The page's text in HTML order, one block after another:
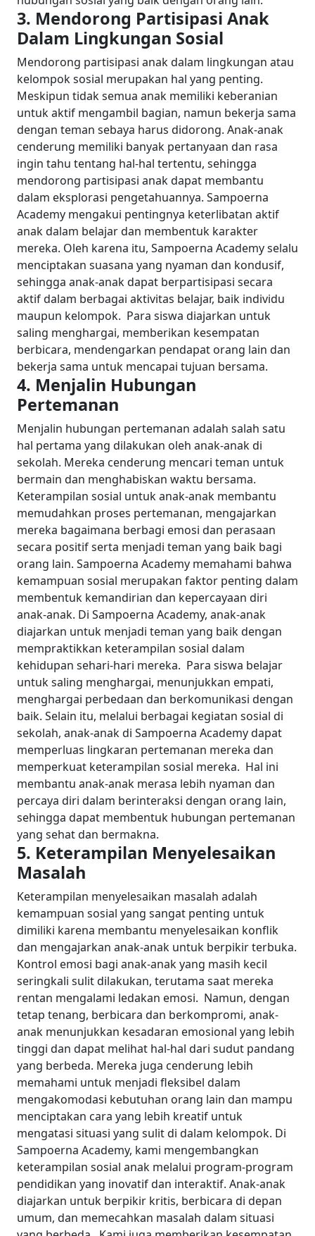
3. Mendorong Partisipasi Anak
Dalam Lingkungan Sosial
Mendorong partisipasi anak dalam lingkungan atau
kelompok sosial merupakan hal yang penting.
Meskipun tidak semua anak memiliki keberanian
untuk aktif mengambil bagian, namun bekerja sama
dengan teman sebaya harus didorong. Anak-anak
cenderung memiliki banyak pertanyaan dan rasa
ingin tahu tentang hal-hal tertentu, sehingga
mendorong partisipasi anak dapat membantu
dalam eksplorasi pengetahuannya. Sampoerna
Academy mengakui pentingnya keterlibatan aktif
anak dalam belajar dan membentuk karakter
mereka. Oleh karena itu, Sampoerna Academy selalu
menciptakan suasana yang nyaman dan kondusif,
sehingga anak-anak dapat berpartisipasi secara
aktif dalam berbagai aktivitas belajar, baik individu
maupun kelompok. Para siswa diajarkan untuk
saling menghargai, memberikan kesempatan
berbicara, mendengarkan pendapat orang lain dan
bekerja sama untuk mencapai tujuan bersama.
4. Menjalin Hubungan
Pertemanan
Menjalin hubungan pertemanan adalah salah satu
hal pertama yang dilakukan oleh anak-anak di
sekolah. Mereka cenderung mencari teman untuk
bermain dan menghabiskan waktu bersama.
Keterampilan sosial untuk anak-anak membantu
memudahkan proses pertemanan, mengajarkan
mereka bagaimana berbagi emosi dan perasaan
secara positif serta menjadi teman yang baik bagi
orang lain. Sampoerna Academy memahami bahwa
kemampuan sosial merupakan faktor penting dalam
membentuk kemandirian dan kepercayaan diri
anak-anak. Di Sampoerna Academy, anak-anak
diajarkan untuk menjadi teman yang baik dengan
mempraktikkan keterampilan sosial dalam
kehidupan sehari-hari mereka. Para siswa belajar
untuk saling menghargai, menunjukkan empati,
menghargai perbedaan dan berkomunikasi dengan
baik. Selain itu, melalui berbagai kegiatan sosial di
sekolah, anak-anak di Sampoerna Academy dapat
memperluas lingkaran pertemanan mereka dan
memperkuat keterampilan sosial mereka. Hal ini
membantu anak-anak merasa lebih nyaman dan
percaya diri dalam berinteraksi dengan orang lain,
sehingga dapat membentuk hubungan pertemanan
yang sehat dan bermakna.
5. Keterampilan Menyelesaikan
Masalah
Keterampilan menyelesaikan masalah adalah
kemampuan sosial yang sangat penting untuk
dimiliki karena membantu menyelesaikan konflik
dan mengajarkan anak-anak untuk berpikir terbuka.
Kontrol emosi bagi anak-anak yang masih kecil
seringkali sulit dilakukan, terutama saat mereka
rentan mengalami ledakan emosi. Namun, dengan
tetap tenang, berbicara dan berkompromi, anak-
anak menunjukkan kesadaran emosional yang lebih
tinggi dan dapat melihat hal-hal dari sudut pandang
yang berbeda. Mereka juga cenderung lebih
memahami untuk menjadi fleksibel dalam
mengakomodasi kebutuhan orang lain dan mampu
menciptakan cara yang lebih kreatif untuk
mengatasi situasi yang sulit di dalam kelompok. Di
Sampoerna Academy, kami mengembangkan
keterampilan sosial anak melalui program-program
pendidikan yang inovatif dan interaktif. Anak-anak
diajarkan untuk berpikir kritis, berbicara di depan
umum, dan memecahkan masalah dalam situasi